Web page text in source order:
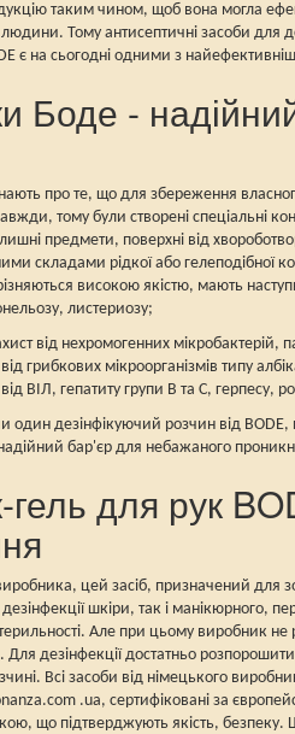
таким чином, щоб вона могла
Тому антисептичні засоби для
є на сьогодні одними з
Боде -
про те, що для збереження
тому були створені спеціальні
предмети, поверхні від
складами рідкої або гелеподібної
високою якістю, мають
листериозу;
від нехромогенних мікробактерій,
грибкових мікроорганізмів типу
ВІЛ, гепатиту групи В та С, герпесу,
дезінфікуючий розчин від
бар'єр для небажаного
для рук
цей засіб, призначений для
шкіри, так і манікюрного,
Але при цьому виробник
Для дезінфекції достатньо
Всі засоби від німецького
.ua, сертифіковані за
що підтверджують якість,